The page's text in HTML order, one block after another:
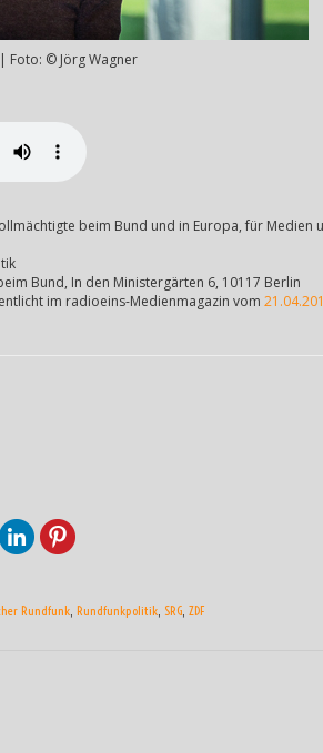
Foto: © Jörg Wagner
beim Bund und in Europa, für Medien
Bund, In den Ministergärten 6, 10117 Berlin
im radioeins-Medienmagazin vom
Rundfunk, Rundfunkpolitik, SRG, ZDF